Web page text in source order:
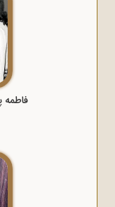
فاطمه